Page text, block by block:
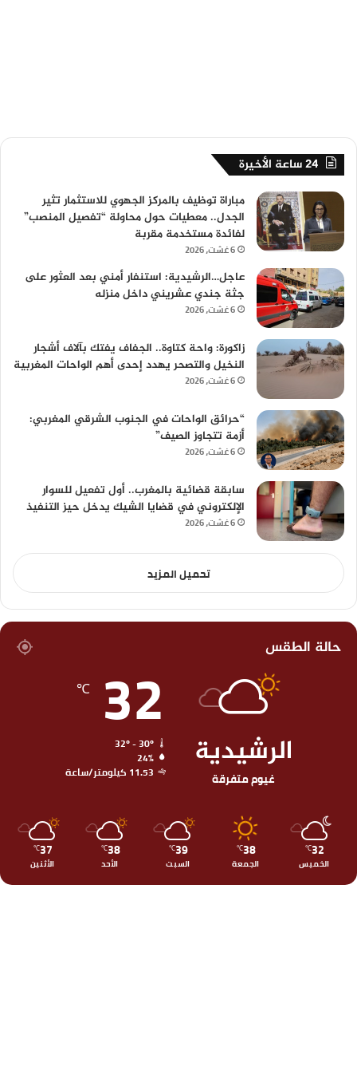
24 ساعة الأخيرة
مباراة توظيف بالمركز الجهوي للاستثمار تثير
الجدل.. معطيات حول محاولة “تفصيل المنصب”
لفائدة مستخدمة مقربة
6 غشت، 2026
عاجل…الرشيدية: استنفار أمني بعد العثور على
جثة جندي عشريني داخل منزله
6 غشت، 2026
زاكورة: واحة كتاوة.. الجفاف يفتك بآلاف أشجار
النخيل والتصحر يهدد إحدى أهم الواحات المغربية
6 غشت، 2026
“حرائق الواحات في الجنوب الشرقي المغربي:
أزمة تتجاوز الصيف”
6 غشت، 2026
سابقة قضائية بالمغرب.. أول تفعيل للسوار
الإلكتروني في قضايا الشيك يدخل حيز التنفيذ
6 غشت، 2026
تحميل المزيد
حالة الطقس
الرشيدية
غيوم متفرقة
32
℃
32º - 30º
24%
11.53 كيلومتر/ساعة
32
℃
الخميس
38
℃
الجمعة
39
℃
السبت
38
℃
الأحد
37
℃
الأثنين